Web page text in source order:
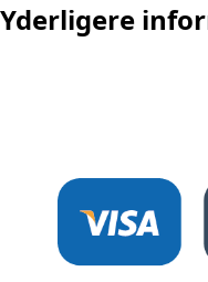
Yderligere